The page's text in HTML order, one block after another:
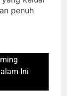
penuh
Ini